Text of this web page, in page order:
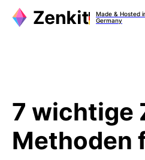
Inhalt
Made & Hosted
Germany
7 wichtige
Methoden